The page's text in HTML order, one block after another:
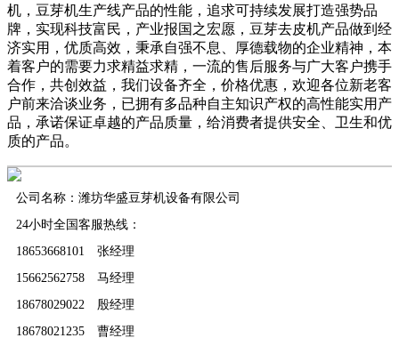
机，豆芽机生产线产品的性能，追求可持续发展打造强势品
牌，实现科技富民，产业报国之宏愿，豆芽去皮机产品做到经
济实用，优质高效，秉承自强不息、厚德载物的企业精神，本
着客户的需要力求精益求精，一流的售后服务与广大客户携手
合作，共创效益，我们设备齐全，价格优惠，欢迎各位新老客
户前来洽谈业务，已拥有多品种自主知识产权的高性能实用产
品，承诺保证卓越的产品质量，给消费者提供安全、卫生和优
质的产品。
公司名称：潍坊华盛豆芽机设备有限公司
24小时全国客服热线：
18653668101 张经理
15662562758 马经理
18678029022 殷经理
18678021235 曹经理